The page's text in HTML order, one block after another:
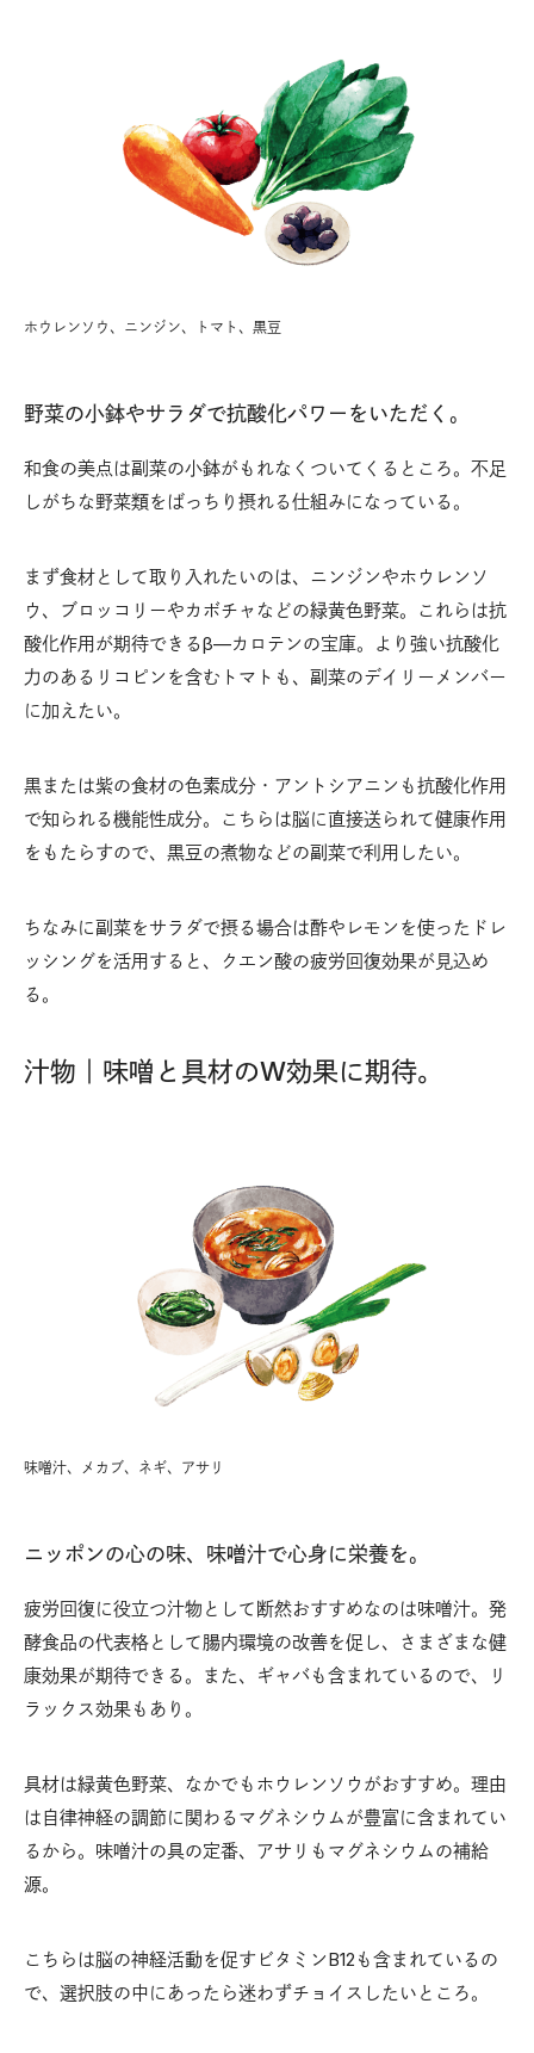
ホウレンソウ、ニンジン、トマト、黒豆
野菜の小鉢やサラダで抗酸化パワーをいただく。
和食の美点は副菜の小鉢がもれなくついてくるところ。不足
しがちな野菜類をばっちり摂れる仕組みになっている。
まず食材として取り入れたいのは、ニンジンやホウレンソ
ウ、ブロッコリーやカボチャなどの緑黄色野菜。これらは抗
酸化作用が期待できるβ—カロテンの宝庫。より強い抗酸化
力のあるリコピンを含むトマトも、副菜のデイリーメンバー
に加えたい。
黒または紫の食材の色素成分・アントシアニンも抗酸化作用
で知られる機能性成分。こちらは脳に直接送られて健康作用
をもたらすので、黒豆の煮物などの副菜で利用したい。
ちなみに副菜をサラダで摂る場合は酢やレモンを使ったドレ
ッシングを活用すると、クエン酸の疲労回復効果が見込め
る。
汁物｜味噌と具材のW効果に期待。
味噌汁、メカブ、ネギ、アサリ
ニッポンの心の味、味噌汁で心身に栄養を。
疲労回復に役立つ汁物として断然おすすめなのは味噌汁。発
酵食品の代表格として腸内環境の改善を促し、さまざまな健
康効果が期待できる。また、ギャバも含まれているので、リ
ラックス効果もあり。
具材は緑黄色野菜、なかでもホウレンソウがおすすめ。理由
は自律神経の調節に関わるマグネシウムが豊富に含まれてい
るから。味噌汁の具の定番、アサリもマグネシウムの補給
源。
こちらは脳の神経活動を促すビタミンB12も含まれているの
で、選択肢の中にあったら迷わずチョイスしたいところ。